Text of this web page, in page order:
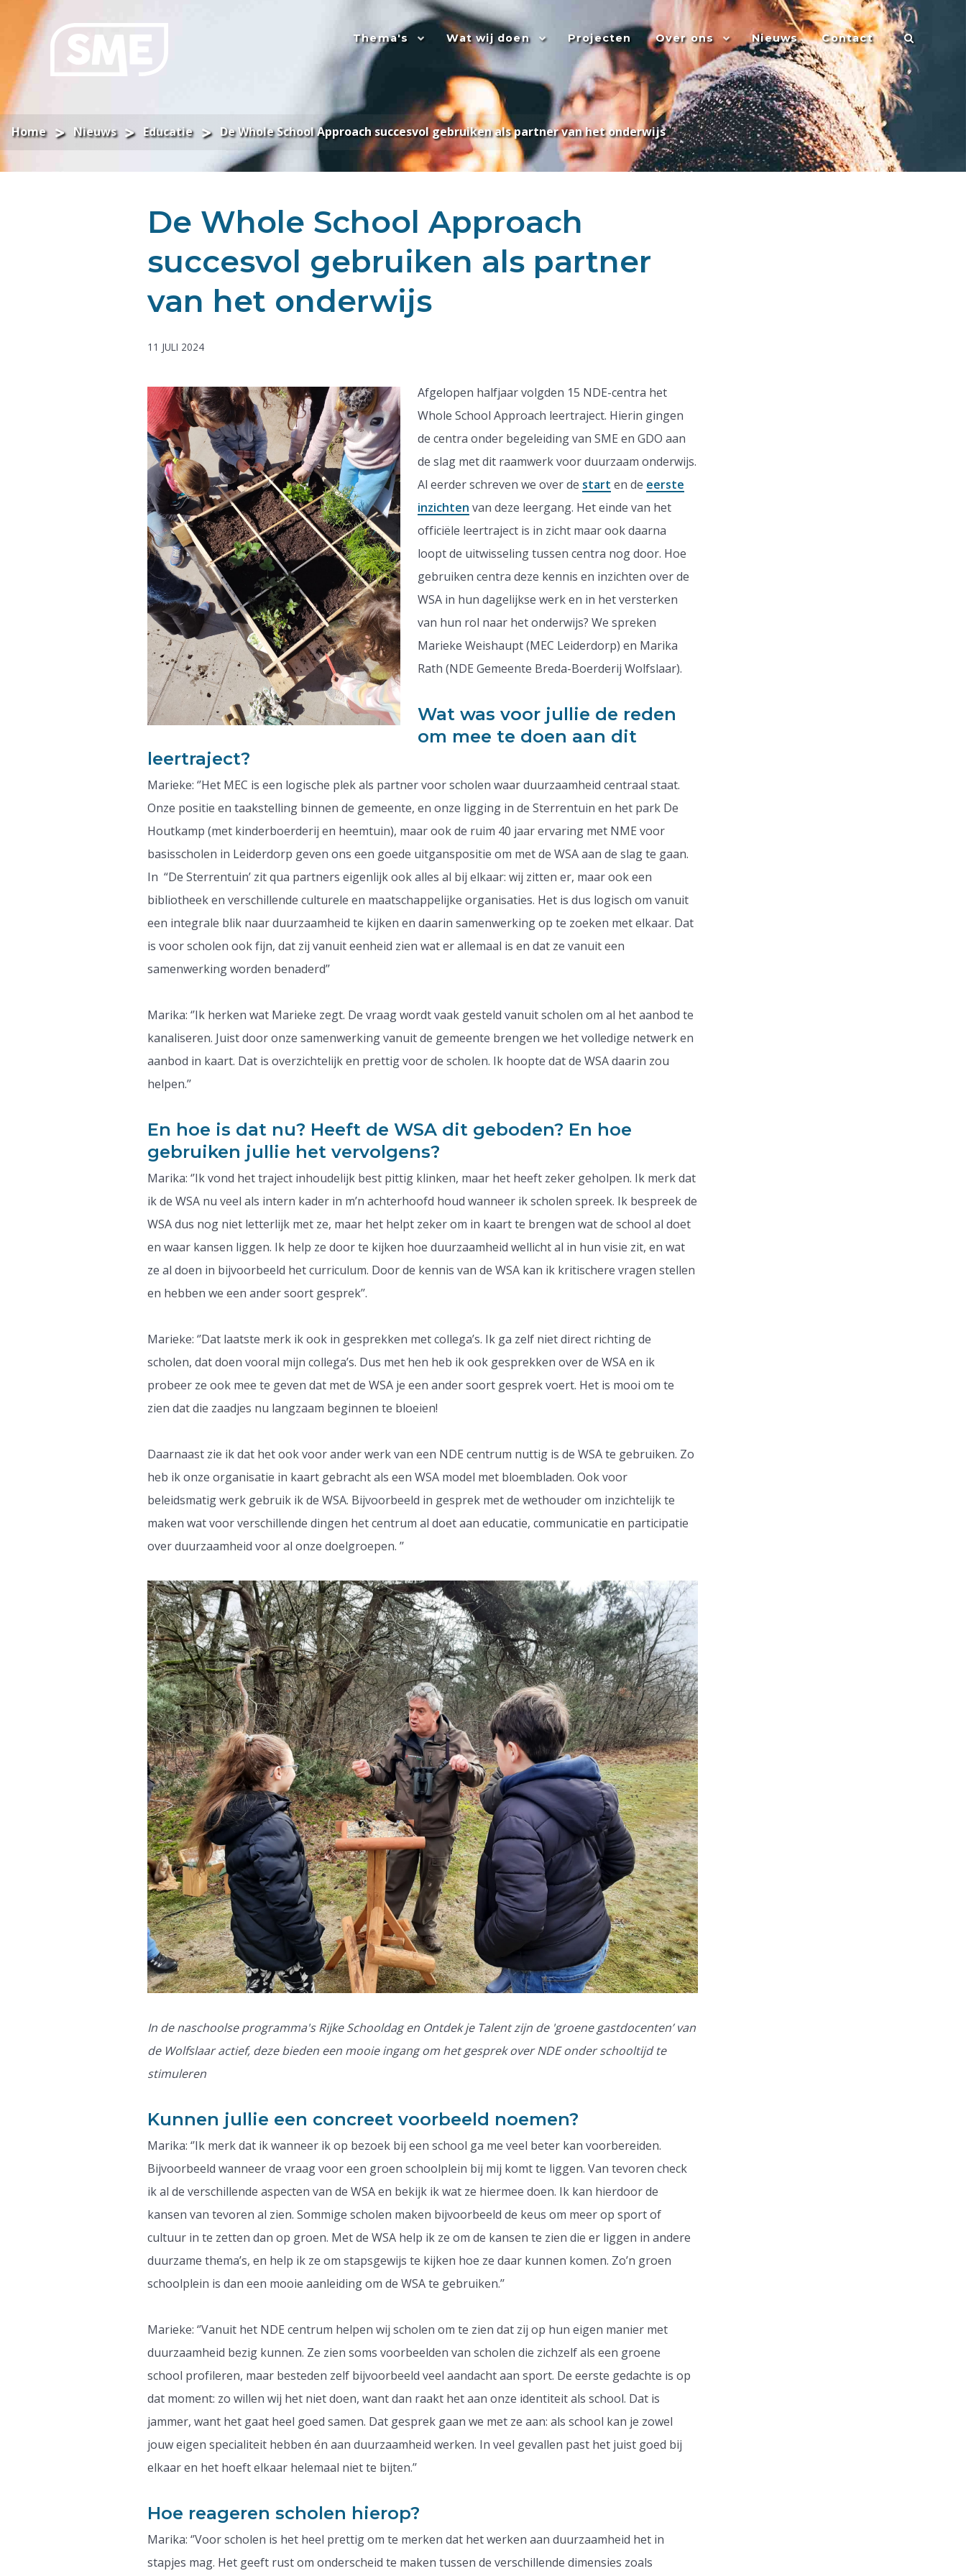
Thema's Wat wij doen Projecten Over ons Nieuws Contact
Home Nieuws Educatie De Whole School Approach succesvol gebruiken als partner van het onderwijs
De Whole School Approach
succesvol gebruiken als partner
van het onderwijs
11 JULI 2024
Afgelopen halfjaar volgden 15 NDE-centra het
Whole School Approach leertraject. Hierin gingen
de centra onder begeleiding van SME en GDO aan
de slag met dit raamwerk voor duurzaam onderwijs.
Al eerder schreven we over de start en de eerste
inzichten van deze leergang. Het einde van het
officiële leertraject is in zicht maar ook daarna
loopt de uitwisseling tussen centra nog door. Hoe
gebruiken centra deze kennis en inzichten over de
WSA in hun dagelijkse werk en in het versterken
van hun rol naar het onderwijs? We spreken
Marieke Weishaupt (MEC Leiderdorp) en Marika
Rath (NDE Gemeente Breda-Boerderij Wolfslaar).
Wat was voor jullie de reden
om mee te doen aan dit
leertraject?
Marieke: ‘’Het MEC is een logische plek als partner voor scholen waar duurzaamheid centraal staat.
Onze positie en taakstelling binnen de gemeente, en onze ligging in de Sterrentuin en het park De
Houtkamp (met kinderboerderij en heemtuin), maar ook de ruim 40 jaar ervaring met NME voor
basisscholen in Leiderdorp geven ons een goede uitganspositie om met de WSA aan de slag te gaan.
In “De Sterrentuin’ zit qua partners eigenlijk ook alles al bij elkaar: wij zitten er, maar ook een
bibliotheek en verschillende culturele en maatschappelijke organisaties. Het is dus logisch om vanuit
een integrale blik naar duurzaamheid te kijken en daarin samenwerking op te zoeken met elkaar. Dat
is voor scholen ook fijn, dat zij vanuit eenheid zien wat er allemaal is en dat ze vanuit een
samenwerking worden benaderd’’
Marika: ‘’Ik herken wat Marieke zegt. De vraag wordt vaak gesteld vanuit scholen om al het aanbod te
kanaliseren. Juist door onze samenwerking vanuit de gemeente brengen we het volledige netwerk en
aanbod in kaart. Dat is overzichtelijk en prettig voor de scholen. Ik hoopte dat de WSA daarin zou
helpen.’’
En hoe is dat nu? Heeft de WSA dit geboden? En hoe
gebruiken jullie het vervolgens?
Marika: ‘’Ik vond het traject inhoudelijk best pittig klinken, maar het heeft zeker geholpen. Ik merk dat
ik de WSA nu veel als intern kader in m’n achterhoofd houd wanneer ik scholen spreek. Ik bespreek de
WSA dus nog niet letterlijk met ze, maar het helpt zeker om in kaart te brengen wat de school al doet
en waar kansen liggen. Ik help ze door te kijken hoe duurzaamheid wellicht al in hun visie zit, en wat
ze al doen in bijvoorbeeld het curriculum. Door de kennis van de WSA kan ik kritischere vragen stellen
en hebben we een ander soort gesprek’’.
Marieke: ‘’Dat laatste merk ik ook in gesprekken met collega’s. Ik ga zelf niet direct richting de
scholen, dat doen vooral mijn collega’s. Dus met hen heb ik ook gesprekken over de WSA en ik
probeer ze ook mee te geven dat met de WSA je een ander soort gesprek voert. Het is mooi om te
zien dat die zaadjes nu langzaam beginnen te bloeien!
Daarnaast zie ik dat het ook voor ander werk van een NDE centrum nuttig is de WSA te gebruiken. Zo
heb ik onze organisatie in kaart gebracht als een WSA model met bloembladen. Ook voor
beleidsmatig werk gebruik ik de WSA. Bijvoorbeeld in gesprek met de wethouder om inzichtelijk te
maken wat voor verschillende dingen het centrum al doet aan educatie, communicatie en participatie
over duurzaamheid voor al onze doelgroepen. ’’
In de naschoolse programma's Rijke Schooldag en Ontdek je Talent zijn de 'groene gastdocenten’ van
de Wolfslaar actief, deze bieden een mooie ingang om het gesprek over NDE onder schooltijd te
stimuleren
Kunnen jullie een concreet voorbeeld noemen?
Marika: ‘’Ik merk dat ik wanneer ik op bezoek bij een school ga me veel beter kan voorbereiden.
Bijvoorbeeld wanneer de vraag voor een groen schoolplein bij mij komt te liggen. Van tevoren check
ik al de verschillende aspecten van de WSA en bekijk ik wat ze hiermee doen. Ik kan hierdoor de
kansen van tevoren al zien. Sommige scholen maken bijvoorbeeld de keus om meer op sport of
cultuur in te zetten dan op groen. Met de WSA help ik ze om de kansen te zien die er liggen in andere
duurzame thema’s, en help ik ze om stapsgewijs te kijken hoe ze daar kunnen komen. Zo’n groen
schoolplein is dan een mooie aanleiding om de WSA te gebruiken.’’
Marieke: ‘’Vanuit het NDE centrum helpen wij scholen om te zien dat zij op hun eigen manier met
duurzaamheid bezig kunnen. Ze zien soms voorbeelden van scholen die zichzelf als een groene
school profileren, maar besteden zelf bijvoorbeeld veel aandacht aan sport. De eerste gedachte is op
dat moment: zo willen wij het niet doen, want dan raakt het aan onze identiteit als school. Dat is
jammer, want het gaat heel goed samen. Dat gesprek gaan we met ze aan: als school kan je zowel
jouw eigen specialiteit hebben én aan duurzaamheid werken. In veel gevallen past het juist goed bij
elkaar en het hoeft elkaar helemaal niet te bijten.’’
Hoe reageren scholen hierop?
Marika: ‘’Voor scholen is het heel prettig om te merken dat het werken aan duurzaamheid het in
stapjes mag. Het geeft rust om onderscheid te maken tussen de verschillende dimensies zoals